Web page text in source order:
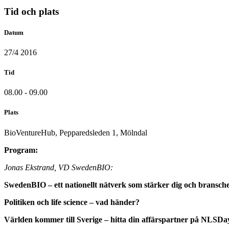
Tid och plats
Datum
27/4 2016
Tid
08.00 - 09.00
Plats
BioVentureHub, Pepparedsleden 1, Mölndal
Program:
Jonas Ekstrand, VD SwedenBIO:
SwedenBIO – ett nationellt nätverk som stärker dig och
Politiken och life science – vad händer?
Världen kommer till Sverige – hitta din affärspartner på